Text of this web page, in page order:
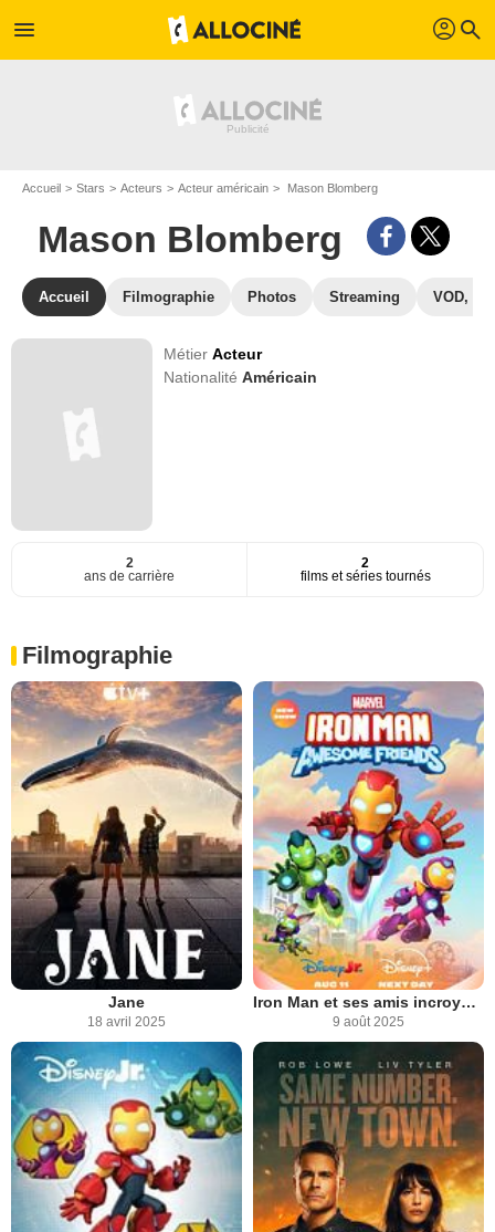
menu profil search
Accueil Stars Acteurs Acteur américain Mason Blomberg
Mason Blomberg
Accueil Filmographie Photos Streaming VOD,
MétierActeur
NationalitéAméricain
2
ans de carrière
2
films et séries tournés
Filmographie
Jane
18 avril 2025
Iron Man et ses amis incroyables
9 août 2025